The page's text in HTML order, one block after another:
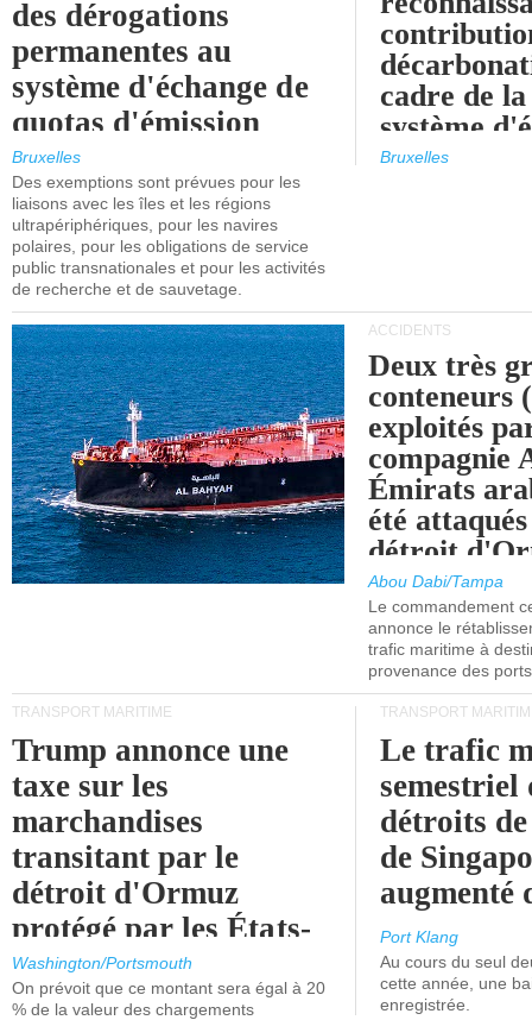
des dérogations
permanentes au
système d'échange de
quotas d'émission
maritimes de l'UE
après 2030.
Bruxelles
Des exemptions sont prévues pour les
liaisons avec les îles et les régions
ultrapériphériques, pour les navires
polaires, pour les obligations de service
public transnationales et pour les activités
de recherche et de sauvetage.
cadre de
système
quotas
Bruxelles
ACCIDENTS
Deux très
conteneurs
exploités
compagnie
Émirats
été
détroit
Abou Dabi/Tampa
Le commandement
annonce le
trafic maritime à
provenance des
TRANSPORT MARITIME
Trump annonce une
taxe sur les
marchandises
transitant par le
détroit d'Ormuz
protégé par les États-
Unis.
Washington/Portsmouth
On prévoit que ce montant sera égal à 20
% de la valeur des chargements
TRANSPORT
Le trafic
semestriel
détroits
de
augmenté
Port Klang
Au cours du seul
cette année, une
enregistrée.